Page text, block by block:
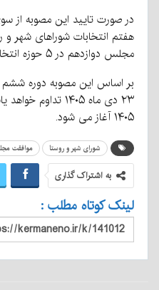
در صورت تایید این مصوبه از
هفتم انتخابات شوراهای شهر و
مجلس دوازدهم در ۵ حوزه انتخابیه، ۶ماه به تعویق خواهد افتاد.
بر اساس این مصوبه دوره ششم
۱۴۰۵ آغاز می شود.
شورای شهر و روستا موافقت
به اشتراک گذاری
لینک کوتاه مطلب :